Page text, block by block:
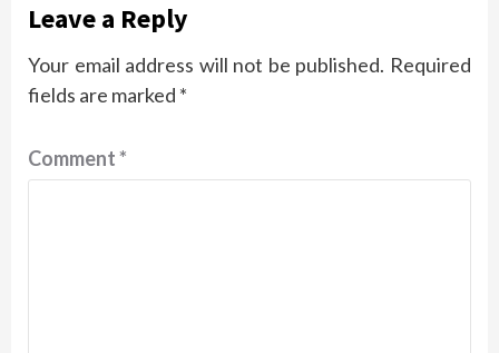
Leave a Reply
Your email address will not be published. Required
fields are marked *
Comment*